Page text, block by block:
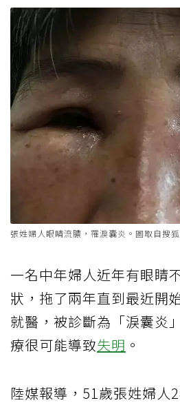
張姓婦人眼睛流膿，罹淚囊炎。圖取自搜狐
一名中年婦人近年有眼睛
狀，拖了兩年直到最近開
就醫，被診斷為「淚囊炎
療很可能導致失明 。
陸媒報導，51歲張姓婦人